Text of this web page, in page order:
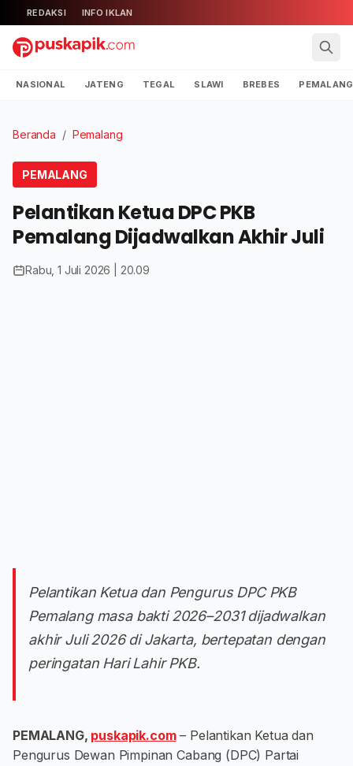
REDAKSI INFO IKLAN
NASIONAL JATENG TEGAL SLAWI BREBES PEMALANG
Beranda / Pemalang
PEMALANG
Pelantikan Ketua DPC PKB
Pemalang Dijadwalkan Akhir Juli
Rabu, 1 Juli 2026 | 20.09
Pelantikan Ketua dan Pengurus DPC PKB
Pemalang masa bakti 2026–2031 dijadwalkan
akhir Juli 2026 di Jakarta, bertepatan dengan
peringatan Hari Lahir PKB.
PEMALANG, puskapik.com– Pelantikan Ketua dan
Pengurus Dewan Pimpinan Cabang (DPC) Partai